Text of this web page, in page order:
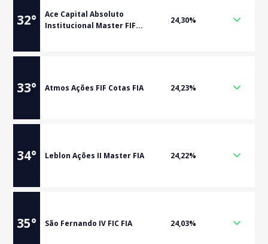
32°
Ace Capital Absoluto
Institucional Master FIF...
24,30%
33° Atmos Ações FIF Cotas FIA 24,23%
34° Leblon Ações II Master FIA 24,22%
35° São Fernando IV FIC FIA 24,03%